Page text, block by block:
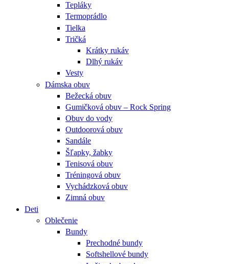
Tepláky
Termoprádlo
Tielka
Tričká
Krátky rukáv
Dlhý rukáv
Vesty
Dámska obuv
Bežecká obuv
Gumičková obuv – Rock Spring
Obuv do vody
Outdoorová obuv
Sandále
Šľapky, žabky
Tenisová obuv
Tréningová obuv
Vychádzková obuv
Zimná obuv
Deti
Oblečenie
Bundy
Prechodné bundy
Softshellové bundy